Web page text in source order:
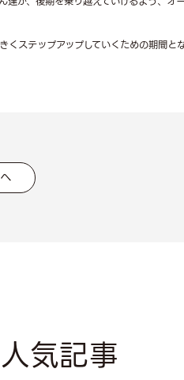
くステップアップしていくための期間と
人気記事